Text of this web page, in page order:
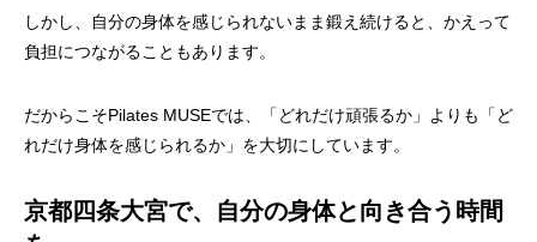
しかし、自分の身体を感じられないまま鍛え続けると、かえって
負担につながることもあります。
だからこそPilates MUSEでは、「どれだけ頑張るか」よりも「ど
れだけ身体を感じられるか」を大切にしています。
京都四条大宮で、自分の身体と向き合う時間